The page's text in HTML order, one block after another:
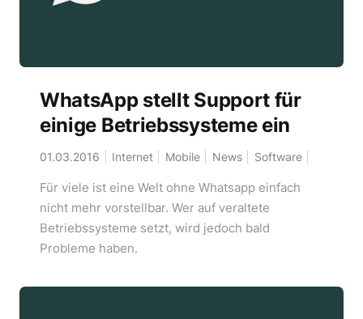
WhatsApp stellt Support für
einige Betriebssysteme ein
01.03.2016 Internet Mobile News Software
Für viele ist eine Welt ohne Whatsapp einfach
nicht mehr vorstellbar. Wer auf veraltete
Betriebssysteme setzt, wird jedoch bald
Probleme haben.